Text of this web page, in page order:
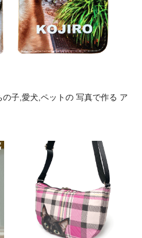
の子,愛犬,ペットの 写真で作る ア